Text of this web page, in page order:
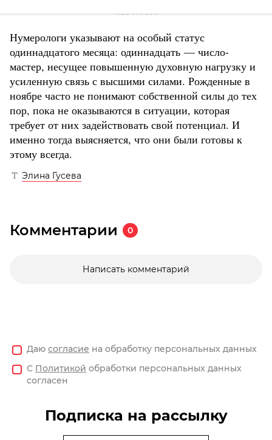
Нумерологи указывают на особый статус
одиннадцатого месяца: одиннадцать — число-
мастер, несущее повышенную духовную нагрузку и
усиленную связь с высшими силами. Рожденные в
ноябре часто не понимают собственной силы до тех
пор, пока не оказываются в ситуации, которая
требует от них задействовать свой потенциал. И
именно тогда выясняется, что они были готовы к
этому всегда.
Элина Гусева
Комментарии 0
Написать комментарий
Даю согласие на обработку персональных данных
С Политикой обработки персональных данных
согласен
Подписка на рассылку